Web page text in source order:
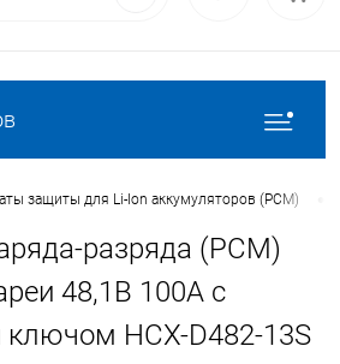
защиты для Li-Ion аккумуляторов (PCM)
разряда (PCM)
48,1В 100A с
HCX-D482-13S